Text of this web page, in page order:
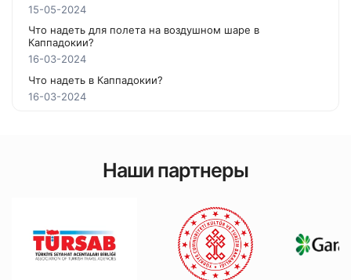
15-05-2024
Что надеть для полета на воздушном шаре в
Каппадокии?
16-03-2024
Что надеть в Каппадокии?
16-03-2024
Наши партнеры